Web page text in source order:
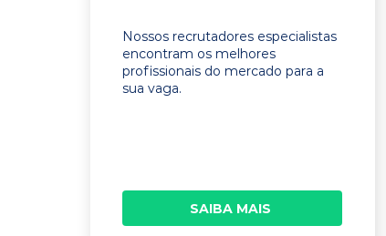
Nossos recrutadores especialistas
encontram os melhores
profissionais do mercado para a
sua vaga.
SAIBA MAIS